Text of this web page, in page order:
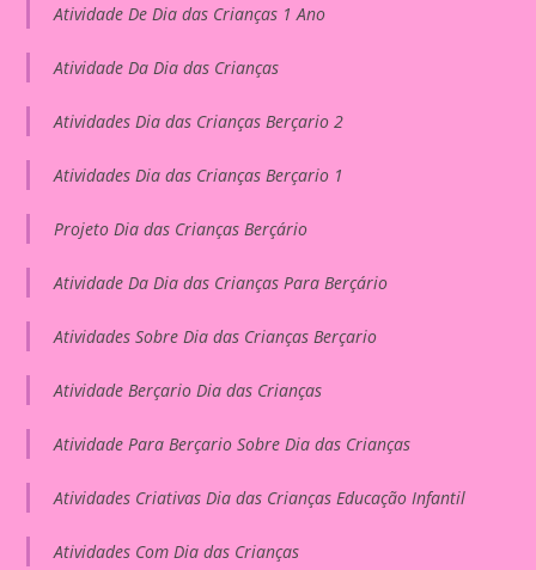
Atividade De Dia das Crianças 1 Ano
Atividade Da Dia das Crianças
Atividades Dia das Crianças Berçario 2
Atividades Dia das Crianças Berçario 1
Projeto Dia das Crianças Berçário
Atividade Da Dia das Crianças Para Berçário
Atividades Sobre Dia das Crianças Berçario
Atividade Berçario Dia das Crianças
Atividade Para Berçario Sobre Dia das Crianças
Atividades Criativas Dia das Crianças Educação Infantil
Atividades Com Dia das Crianças